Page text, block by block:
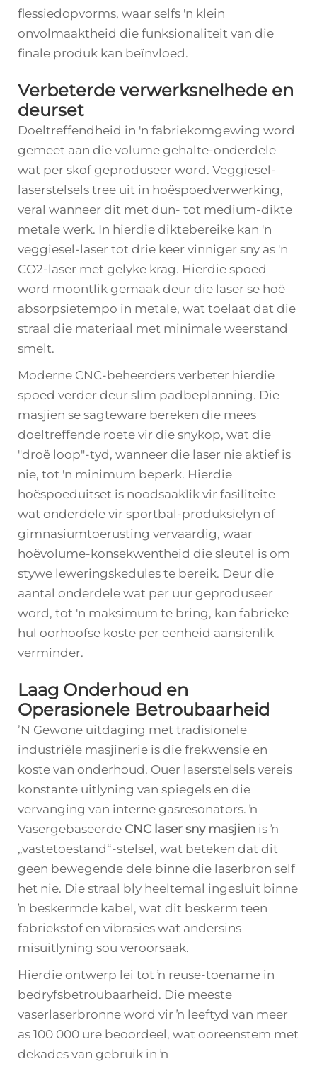
flessiedopvorms, waar selfs 'n klein
onvolmaaktheid die funksionaliteit van die
finale produk kan beïnvloed.
Verbeterde verwerksnelhede en
deurset
Doeltreffendheid in 'n fabriekomgewing word
gemeet aan die volume gehalte-onderdele
wat per skof geproduseer word. Veggiesel-
laserstelsels tree uit in hoëspoedverwerking,
veral wanneer dit met dun- tot medium-dikte
metale werk. In hierdie diktebereike kan 'n
veggiesel-laser tot drie keer vinniger sny as 'n
CO2-laser met gelyke krag. Hierdie spoed
word moontlik gemaak deur die laser se hoë
absorpsietempo in metale, wat toelaat dat die
straal die materiaal met minimale weerstand
smelt.
Moderne CNC-beheerders verbeter hierdie
spoed verder deur slim padbeplanning. Die
masjien se sagteware bereken die mees
doeltreffende roete vir die snykop, wat die
"droë loop"-tyd, wanneer die laser nie aktief is
nie, tot 'n minimum beperk. Hierdie
hoëspoeduitset is noodsaaklik vir fasiliteite
wat onderdele vir sportbal-produksielyn of
gimnasiumtoerusting vervaardig, waar
hoëvolume-konsekwentheid die sleutel is om
stywe leweringskedules te bereik. Deur die
aantal onderdele wat per uur geproduseer
word, tot 'n maksimum te bring, kan fabrieke
hul oorhoofse koste per eenheid aansienlik
verminder.
Laag Onderhoud en
Operasionele Betroubaarheid
ʼN Gewone uitdaging met tradisionele
industriële masjinerie is die frekwensie en
koste van onderhoud. Ouer laserstelsels vereis
konstante uitlyning van spiegels en die
vervanging van interne gasresonators. ŉ
Vasergebaseerde CNC laser sny masjien is ŉ
„vastetoestand“-stelsel, wat beteken dat dit
geen bewegende dele binne die laserbron self
het nie. Die straal bly heeltemal ingesluit binne
ŉ beskermde kabel, wat dit beskerm teen
fabriekstof en vibrasies wat andersins
misuitlyning sou veroorsaak.
Hierdie ontwerp lei tot ŉ reuse-toename in
bedryfsbetroubaarheid. Die meeste
vaserlaserbronne word vir ŉ leeftyd van meer
as 100 000 ure beoordeel, wat ooreenstem met
dekades van gebruik in ŉ